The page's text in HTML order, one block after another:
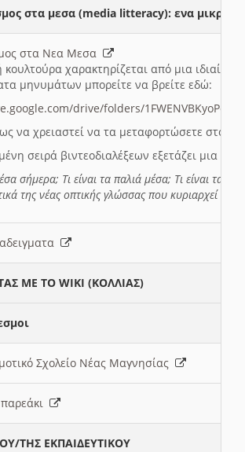
στα μεσα (media litteracy): ενα μικρο
στα Νεα Μεσα
χαρακτηρίζεται από μια
μηνυμάτων μπορείτε να βρείτε εδώ:
drive/folders/
να χρειαστεί να τα μεταφορτώσετε στο
σειρά βιντεοδιαλέξεων εξετάζει μια
σήμερα; Τι είναι τα παλιά μέσα; Τι είναι τα
της νέας οπτικής γλώσσας που κυριαρχεί
ΜΕ ΤΟ WIKI (ΚΟΛΛΙΑΣ)
Σχολείο Νέας Μαγνησίας
ΤΗΣ ΕΚΠΑΙΔΕΥΤΙΚΟΥ